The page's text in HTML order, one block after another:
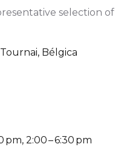
selection of
Bélgica
pm, 2:00 – 6:30 pm